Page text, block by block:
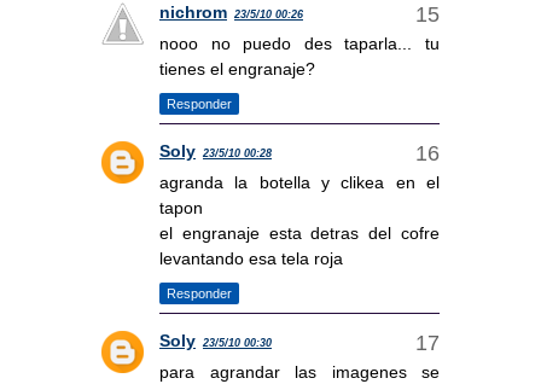
nichrom 23/5/10 00:26
nooo no puedo des taparla... tu
tienes el engranaje?
Responder
Soly 23/5/10 00:28
agranda la botella y clikea en el
tapon
el engranaje esta detras del cofre
levantando esa tela roja
Responder
Soly 23/5/10 00:30
para agrandar las imagenes se